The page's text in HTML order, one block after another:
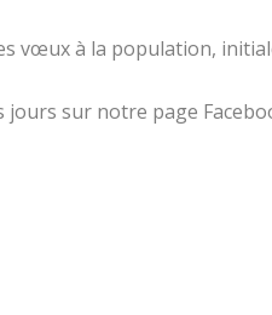
vœux à la population,
sur notre page